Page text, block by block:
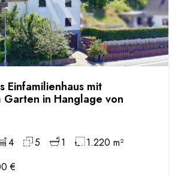
Einfamilienhaus mit
in Hanglage von
4 5 1
1.220 m²
€